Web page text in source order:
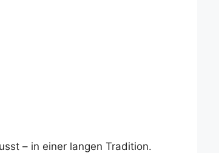
– in einer langen Tradition.